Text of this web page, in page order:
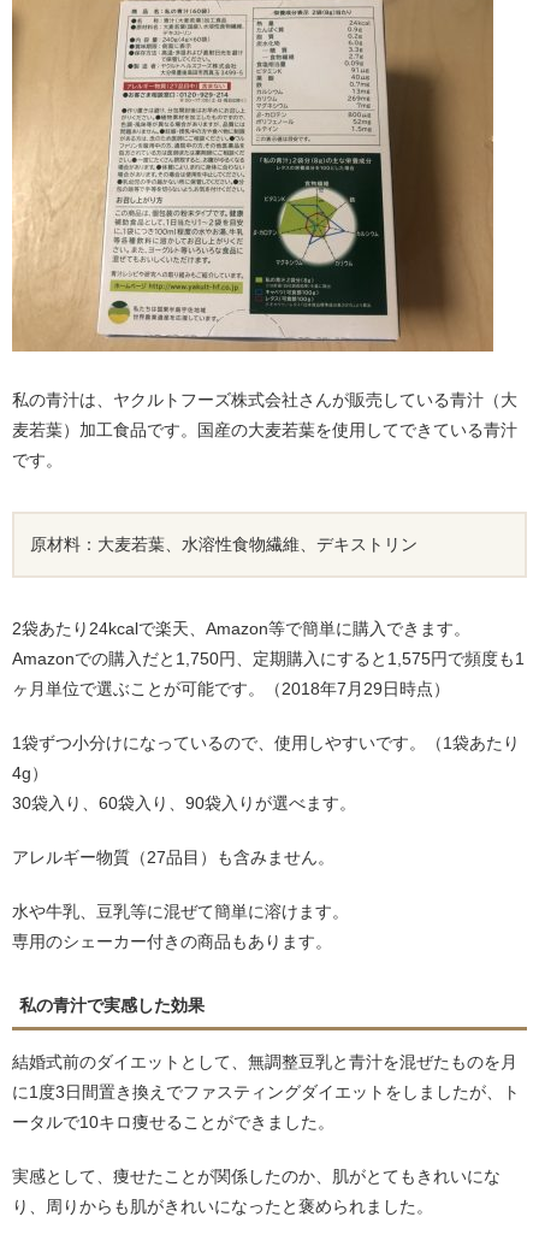
私の青汁は、ヤクルトフーズ株式会社さんが販売している青汁（大
麦若葉）加工食品です。国産の大麦若葉を使用してできている青汁
です。
原材料：大麦若葉、水溶性食物繊維、デキストリン
2袋あたり24kcalで楽天、Amazon等で簡単に購入できます。
Amazonでの購入だと1,750円、定期購入にすると1,575円で頻度も1
ヶ月単位で選ぶことが可能です。（2018年7月29日時点）
1袋ずつ小分けになっているので、使用しやすいです。（1袋あたり
4g）
30袋入り、60袋入り、90袋入りが選べます。
アレルギー物質（27品目）も含みません。
水や牛乳、豆乳等に混ぜて簡単に溶けます。
専用のシェーカー付きの商品もあります。
私の青汁で実感した効果
結婚式前のダイエットとして、無調整豆乳と青汁を混ぜたものを月
に1度3日間置き換えでファスティングダイエットをしましたが、ト
ータルで10キロ痩せることができました。
実感として、痩せたことが関係したのか、肌がとてもきれいにな
り、周りからも肌がきれいになったと褒められました。